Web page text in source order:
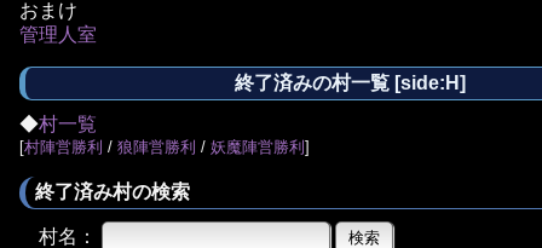
おまけ
管理人室
終了済みの村一覧 [side:H]
◆村一覧
[村陣営勝利 / 狼陣営勝利 / 妖魔陣営勝利 ]
終了済み村の検索
村名：